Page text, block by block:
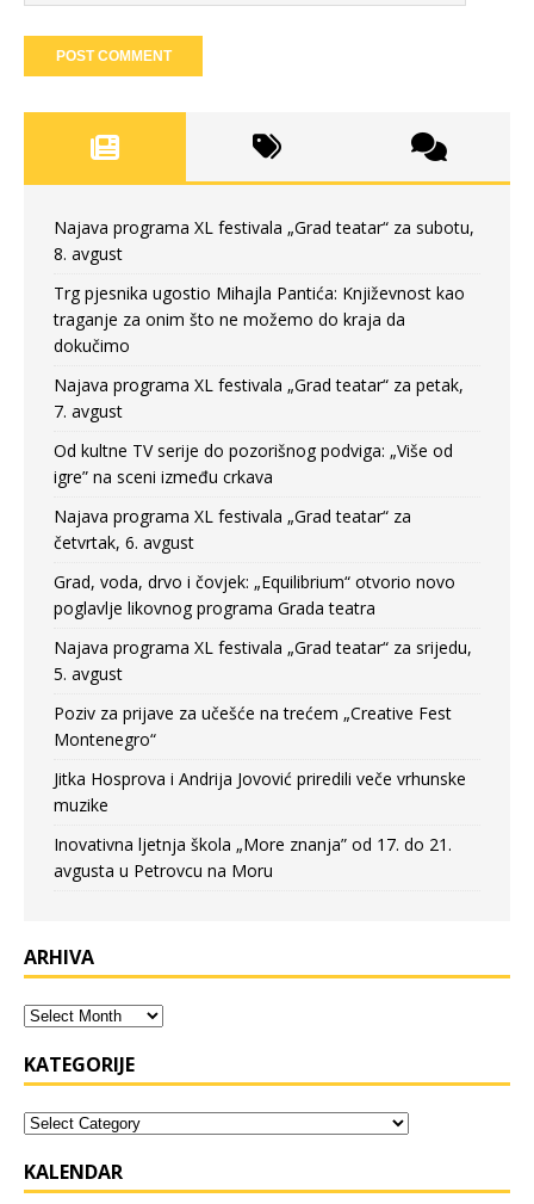
Najava programa XL festivala „Grad teatar“ za subotu,
8. avgust
Trg pjesnika ugostio Mihajla Pantića: Književnost kao
traganje za onim što ne možemo do kraja da
dokučimo
Najava programa XL festivala „Grad teatar“ za petak,
7. avgust
Od kultne TV serije do pozorišnog podviga: „Više od
igre” na sceni između crkava
Najava programa XL festivala „Grad teatar“ za
četvrtak, 6. avgust
Grad, voda, drvo i čovjek: „Equilibrium“ otvorio novo
poglavlje likovnog programa Grada teatra
Najava programa XL festivala „Grad teatar“ za srijedu,
5. avgust
Poziv za prijave za učešće na trećem „Creative Fest
Montenegro“
Jitka Hosprova i Andrija Jovović priredili veče vrhunske
muzike
Inovativna ljetnja škola „More znanja” od 17. do 21.
avgusta u Petrovcu na Moru
ARHIVA
KATEGORIJE
KALENDAR